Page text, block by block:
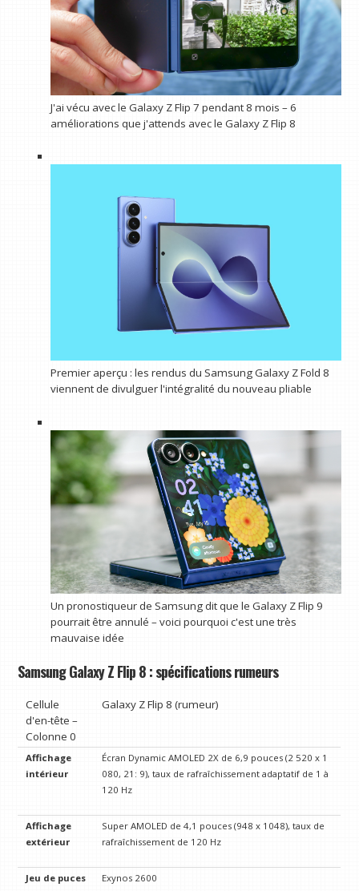
J'ai vécu avec le Galaxy Z Flip 7 pendant 8 mois – 6
améliorations que j'attends avec le Galaxy Z Flip 8
Premier aperçu : les rendus du Samsung Galaxy Z Fold 8
viennent de divulguer l'intégralité du nouveau pliable
Un pronostiqueur de Samsung dit que le Galaxy Z Flip 9
pourrait être annulé – voici pourquoi c'est une très
mauvaise idée
Samsung Galaxy Z Flip 8 : spécifications rumeurs
Cellule
d'en-tête –
Colonne 0
Galaxy Z Flip 8 (rumeur)
Affichage
intérieur
Écran Dynamic AMOLED 2X de 6,9 ​​pouces (2 520 x 1
080, 21: 9), taux de rafraîchissement adaptatif de 1 à
120 Hz
Affichage
extérieur
Super AMOLED de 4,1 pouces (948 x 1048), taux de
rafraîchissement de 120 Hz
Jeu de puces Exynos 2600